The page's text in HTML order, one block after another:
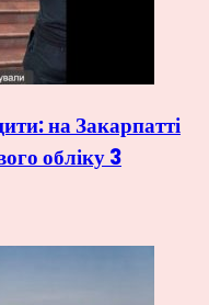
на Закарпатті
обліку 3